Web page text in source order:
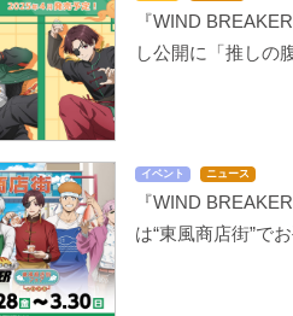
『WIND
し公開に「推しの
イベント ニュース
『WIND
は“東風商店街”で